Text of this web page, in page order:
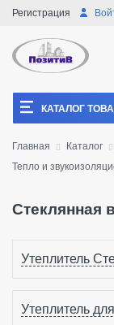
Регистрация
КАТАЛОГ
Главная Каталог
Тепло и
Стеклянная
Утеплитель
Утеплитель